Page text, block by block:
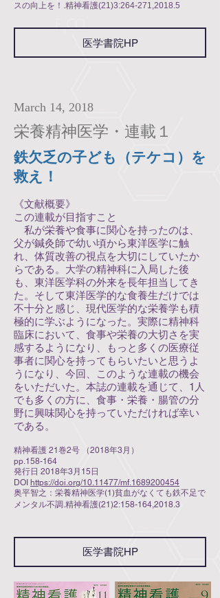
スの向上を！.精神看護(21)3:264-271,2018.5
医学書院HP
March 14, 2018
栄養精神医学・連載１
鉄欠乏の子ども（テケコ）を
救え！
《文献概要》
この連載が目指すこと
私が栄養や食事に関心を持ったのは、
父が鍼灸師で幼い頃から東洋医学に触
れ、体質改善の視点を大切にしていたか
らである。大学の精神科に入局した後
も、東洋医学科の外来を長年担当してき
た。そして東洋医学的な食養生だけでは
不十分と感じ、現代医学的な栄養学も積
極的に学ぶようになった。実際に精神科
臨床において、食事や栄養の大切さを実
感するようになり、もっと多くの医療従
事者に関心を持ってもらいたいと思うよ
うになり、今回、このような連載の機会
をいただいた。本誌の連載を通じて、1人
でも多くの方に、食事・栄養・腸管の分
野に興味関心を持っていただければ幸い
である。
精神看護 21巻2号 （2018年3月）
pp.158-164
発行日 2018年3月15日
DOI https://doi.org/10.11477/mf.1689200454
奥平智之：栄養精神医学(1)貧血がなくても鉄不足で
メンタル不調.精神看護(21)2:158-164,2018.3
医学書院HP